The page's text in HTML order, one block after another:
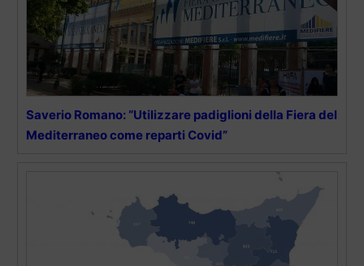
Saverio Romano: “Utilizzare padiglioni della Fiera del
Mediterraneo come reparti Covid”